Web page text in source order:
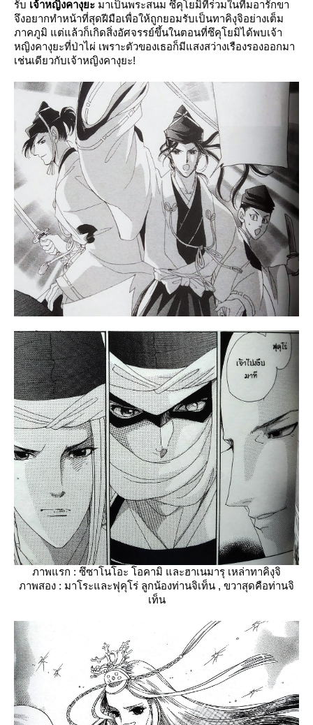
รับ เจ้าหญิงคางุยะ มาเป็นพระสนม ซึคุโยมิที่ร่วมในทีมอารักขา
จึงอยากทำหน้าที่สุดฝีมือเพื่อให้ถูกยอมรับเป็นทาคิงุจิอย่างเต็ม
ภาคภูมิ แต่แล้วก็เกิดสิ่งอัศจรรย์ขึ้นในตอนที่ซึคุโยมิได้พบเจ้า
หญิงคางุยะที่ป่าไผ่ เพราะตัวของเธอก็มีแสงสว่างเรืองรองออกมา
เช่นเดียวกับเจ้าหญิงคางุยะ!
ภาพแรก : ซึซาโนโอะ โอคามิ และฮาเนมารุ เหล่าทาคิงุจิ
ภาพสอง : มาโระและฟุคุโร่ ลูกน้องท่านจิเท็น , ขวาสุดคือท่านจิ
เท็น